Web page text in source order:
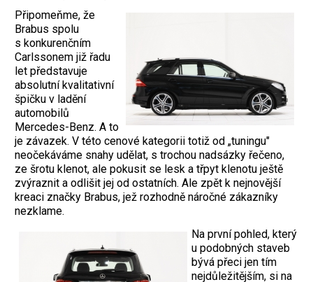
Připomeňme, že
Brabus spolu
s konkurenčním
Carlssonem již řadu
let představuje
absolutní kvalitativní
špičku v ladění
automobilů
Mercedes-Benz. A to
je závazek. V této cenové kategorii totiž od „tuningu"
neočekáváme snahy udělat, s trochou nadsázky řečeno,
ze šrotu klenot, ale pokusit se lesk a třpyt klenotu ještě
zvýraznit a odlišit jej od ostatních. Ale zpět k nejnovější
kreaci značky Brabus, jež rozhodně náročné zákazníky
nezklame.
Na první pohled, který
u podobných staveb
bývá přeci jen tím
nejdůležitějším, si na